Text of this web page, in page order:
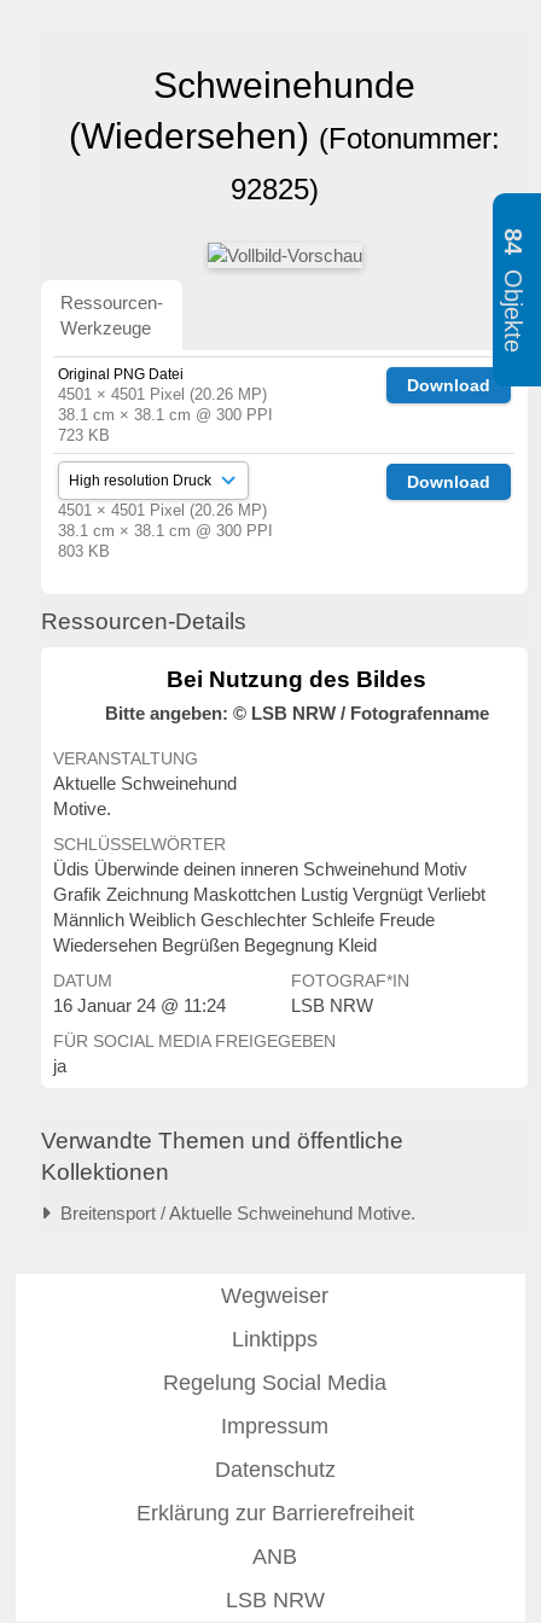
Schweinehunde
(Wiedersehen) (Fotonummer:
92825)
Ressourcen-
Werkzeuge
Original PNG Datei
4501 × 4501 Pixel (20.26 MP)
38.1 cm × 38.1 cm @ 300 PPI
723 KB
Download
4501 × 4501 Pixel (20.26 MP)
38.1 cm × 38.1 cm @ 300 PPI
803 KB
Download
Ressourcen-Details
Bei Nutzung des Bildes
Bitte angeben: © LSB NRW / Fotografenname
VERANSTALTUNG
Aktuelle Schweinehund
Motive.
SCHLÜSSELWÖRTER
Üdis Überwinde deinen inneren Schweinehund Motiv
Grafik Zeichnung Maskottchen Lustig Vergnügt Verliebt
Männlich Weiblich Geschlechter Schleife Freude
Wiedersehen Begrüßen Begegnung Kleid
DATUM
16 Januar 24 @ 11:24
FOTOGRAF*IN
LSB NRW
FÜR SOCIAL MEDIA FREIGEGEBEN
ja
Verwandte Themen und öffentliche
Kollektionen
Breitensport / Aktuelle Schweinehund Motive.
Wegweiser
Linktipps
Regelung Social Media
Impressum
Datenschutz
Erklärung zur Barrierefreiheit
ANB
LSB NRW
84
Objekte